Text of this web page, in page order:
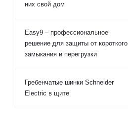
них свой дом
Easy9 – профессиональное
решение для защиты от короткого
замыкания и перегрузки
Гребенчатые шинки Schneider
Electric в щите